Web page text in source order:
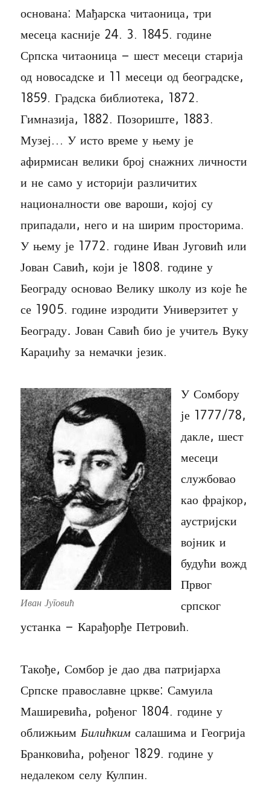
основана: Мађарска читаоница, три
месеца касније 24. 3. 1845. године
Српска читаоница – шест месеци старија
од новосадске и 11 месеци од београдске,
1859. Градска библиотека, 1872.
Гимназија, 1882. Позориште, 1883.
Музеј… У исто време у њему је
афирмисан велики број снажних личности
и не само у историји различитих
националности ове вароши, којој су
припадали, него и на ширим просторима.
У њему је 1772. године Иван Југовић или
Јован Савић, који је 1808. године у
Београду основао Велику школу из које ће
се 1905. године изродити Универзитет у
Београду.Јован Савић био је учитељ Вуку
Караџићу за немачки језик.
Иван Југовић
У Сомбору
је 1777/78,
дакле, шест
месеци
службовао
као фрајкор,
аустријски
војник и
будући вожд
Првог
српског
устанка – Карађорђе Петровић.
Такође, Сомбор је дао два патријарха
Српске православне цркве: Самуила
Маширевића, рођеног 1804. године у
оближњим Билићкимсалашима и Геогрија
Бранковића, рођеног 1829. године у
недалеком селу Кулпин.